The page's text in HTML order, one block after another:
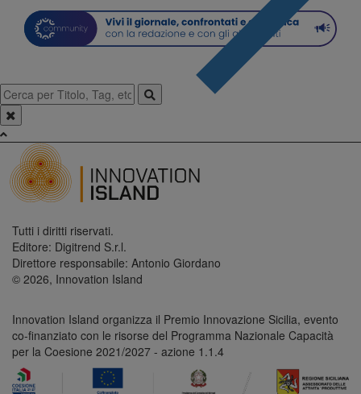
Tutti i diritti riservati.
Editore: Digitrend S.r.l.
Direttore responsabile: Antonio Giordano
© 2026, Innovation Island
Innovation Island organizza il Premio Innovazione Sicilia, evento
co-finanziato con le risorse del Programma Nazionale Capacità
per la Coesione 2021/2027 - azione 1.1.4